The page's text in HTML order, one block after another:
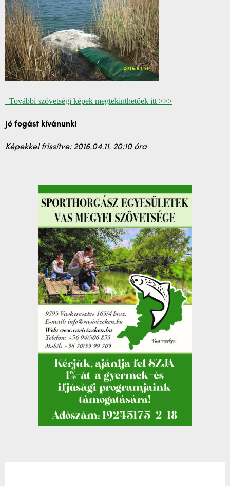
További szövetségi képek megtekinthetőek itt >>>
Jó fogást kívánunk!
Képekkel frissítve: 2016.04.11. 20:10 óra